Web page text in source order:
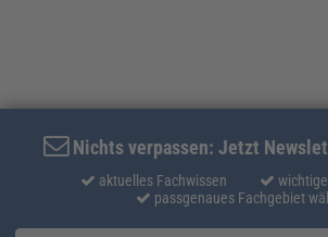
Nichts verpassen: Jetzt
aktuelles Fachwissen
passgenaues Fachgebiet